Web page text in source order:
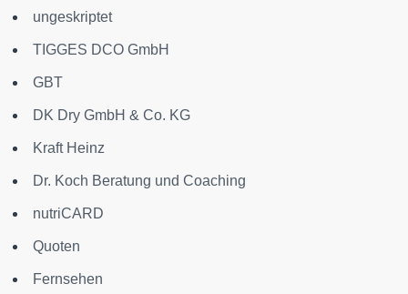
ungeskriptet
TIGGES DCO GmbH
GBT
DK Dry GmbH & Co. KG
Kraft Heinz
Dr. Koch Beratung und Coaching
nutriCARD
Quoten
Fernsehen